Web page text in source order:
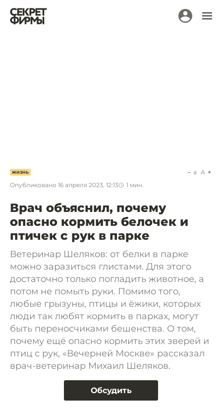
ЖИЗНЬ
Опубликовано 16 апреля 2023, 12:13 1 мин.
a A
Врач объяснил, почему
опасно кормить белочек и
птичек с рук в парке
Ветеринар Шеляков: от белки в парке
можно заразиться глистами. Для этого
достаточно только погладить животное, а
потом не помыть руки. Помимо того,
любые грызуны, птицы и ёжики, которых
люди так любят кормить в парках, могут
быть переносчиками бешенства. О том,
почему ещё опасно кормить этих зверей и
птиц с рук, «Вечерней Москве» рассказал
врач-ветеринар Михаил Шеляков.
Обсудить